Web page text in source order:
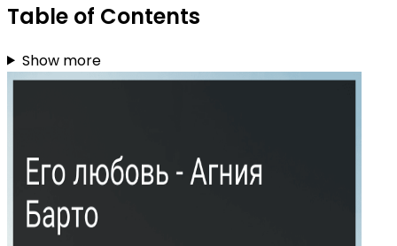
Table of Contents
Show more